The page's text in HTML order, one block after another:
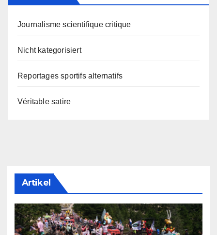
Journalisme scientifique critique
Nicht kategorisiert
Reportages sportifs alternatifs
Véritable satire
Artikel